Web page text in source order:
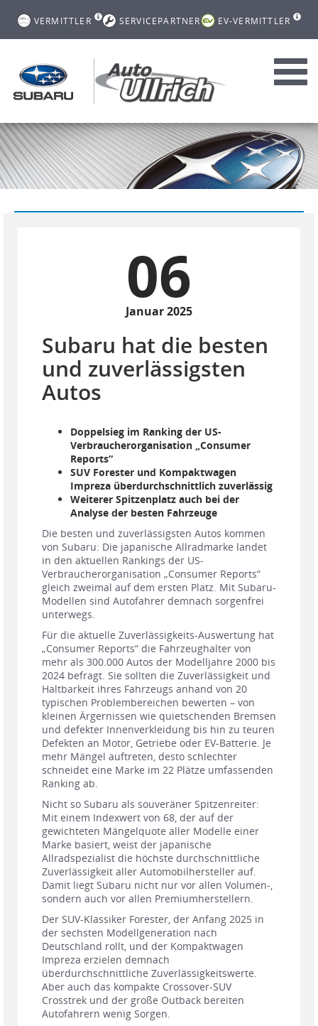
VERMITTLER SERVICEPARTNER EV-VERMITTLER
06
Januar 2025
Subaru hat die besten
und zuverlässigsten
Autos
Doppelsieg im Ranking der US-
Verbraucherorganisation „Consumer
Reports“
SUV Forester und Kompaktwagen
Impreza überdurchschnittlich zuverlässig
Weiterer Spitzenplatz auch bei der
Analyse der besten Fahrzeuge
Die besten und zuverlässigsten Autos kommen
von Subaru: Die japanische Allradmarke landet
in den aktuellen Rankings der US-
Verbraucherorganisation „Consumer Reports“
gleich zweimal auf dem ersten Platz. Mit Subaru-
Modellen sind Autofahrer demnach sorgenfrei
unterwegs.
Für die aktuelle Zuverlässigkeits-Auswertung hat
„Consumer Reports“ die Fahrzeughalter von
mehr als 300.000 Autos der Modelljahre 2000 bis
2024 befragt. Sie sollten die Zuverlässigkeit und
Haltbarkeit ihres Fahrzeugs anhand von 20
typischen Problembereichen bewerten – von
kleinen Ärgernissen wie quietschenden Bremsen
und defekter Innenverkleidung bis hin zu teuren
Defekten an Motor, Getriebe oder EV-Batterie. Je
mehr Mängel auftreten, desto schlechter
schneidet eine Marke im 22 Plätze umfassenden
Ranking ab.
Nicht so Subaru als souveräner Spitzenreiter:
Mit einem Indexwert von 68, der auf der
gewichteten Mängelquote aller Modelle einer
Marke basiert, weist der japanische
Allradspezialist die höchste durchschnittliche
Zuverlässigkeit aller Automobilhersteller auf.
Damit liegt Subaru nicht nur vor allen Volumen-,
sondern auch vor allen Premiumherstellern.
Der SUV-Klassiker Forester, der Anfang 2025 in
der sechsten Modellgeneration nach
Deutschland rollt, und der Kompaktwagen
Impreza erzielen demnach
überdurchschnittliche Zuverlässigkeitswerte.
Aber auch das kompakte Crossover-SUV
Crosstrek und der große Outback bereiten
Autofahrern wenig Sorgen.